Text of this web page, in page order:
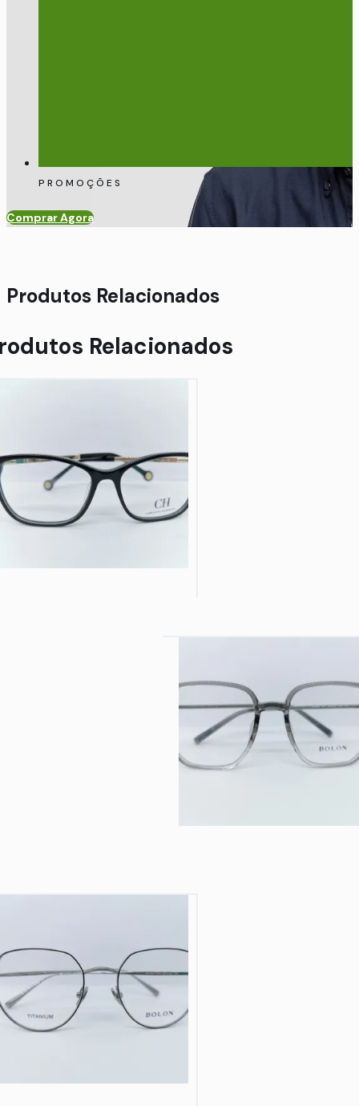
PROMOÇÕES
Comprar Agora
Produtos Relacionados
Relacionados